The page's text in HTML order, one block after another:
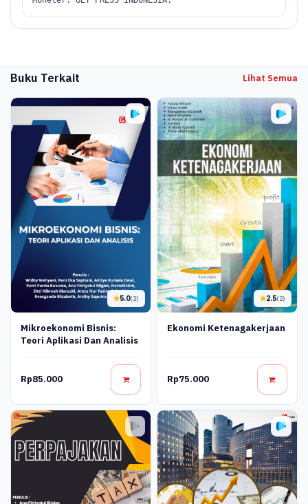
Buku Terkait Lihat Semua
5.0(2)
Mikroekonomi Bisnis:
Teori Aplikasi Dan Analisis
Rp85.000
2.5(2)
Ekonomi Ketenagakerjaan
Rp75.000